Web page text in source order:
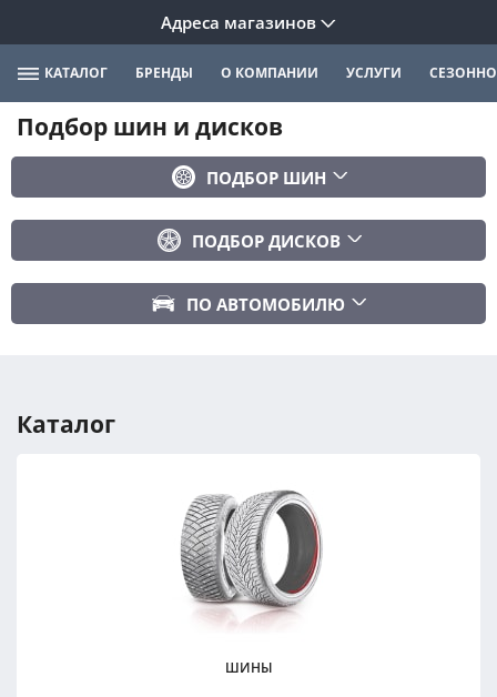
Адреса магазинов
КАТАЛОГ БРЕНДЫ О КОМПАНИИ УСЛУГИ
Подбор шин и дисков
ПОДБОР ШИН
Сбросить
ПОДБОР ДИСКОВ
ПОДОБРАТЬ
Сбросить
ПО АВТОМОБИЛЮ
Год авто
ПОДОБРАТЬ
Сбросить
Каталог
ШИНЫ